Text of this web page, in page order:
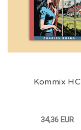
Kommix HC
34,36 EUR